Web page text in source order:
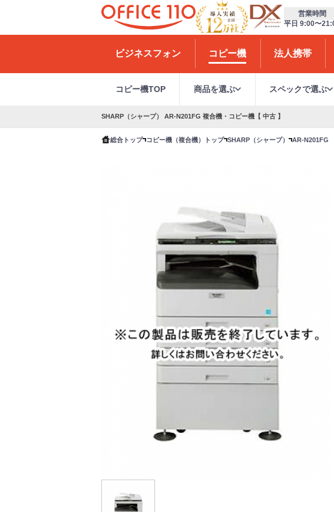
H
e
営業時間
平日 9:00〜
ビジネスフォン コピー機 法人携帯
コピー機TOP 商品を選ぶ スペックで選ぶ
SHARP（シャープ） AR-N201FG 複合機・コピー機【 中古 】
総合トップ コピー機（複合機）トップ SHARP（シャープ） AR-N201FG